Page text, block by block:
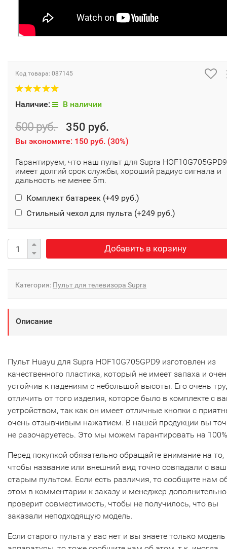
Код товара: 087145
Наличие: В наличии
500 руб. 350 руб.
Вы экономите: 150 руб. (30%)
Гарантируем, что наш пульт для Supra HOF10G705GPD9
имеет долгий срок службы, хороший радиус сигнала и
дальность не менее 5m.
Комплект батареек (+49 руб.)
Стильный чехол для пульта (+249 руб.)
Добавить в корзину
Категория: Пульт для телевизора Supra
Описание
Пульт Huayu для Supra HOF10G705GPD9 изготовлен из
качественного пластика, который не имеет запаха и
устойчив к падениям с небольшой высоты. Его очень
отличить от того изделия, которое было в комплекте с
устройством, так как он имеет отличные кнопки с
очень отзывчивым нажатием. В нашей продукции вы
не разочаруетесь. Это мы можем гарантировать на
Перед покупкой обязательно обращайте внимание на то,
чтобы название или внешний вид точно совпадали с
старым пультом. Если есть различия, то сообщите нам
этом в комментарии к заказу и менеджер дополнительно
проверит совместимость, чтобы не получилось, что вы
заказали неподходящую модель.
Если старого пульта у вас нет и вы знаете только модель